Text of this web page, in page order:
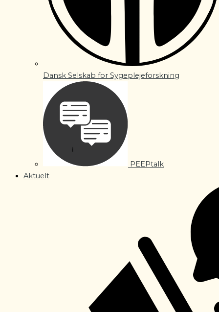
Dansk Selskab for Sygeplejeforskning
PEEPtalk
Aktuelt